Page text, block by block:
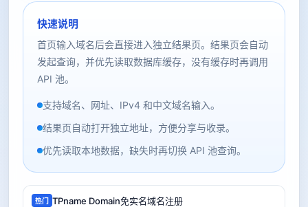
快速说明
首页输入域名后会直接进入独立结果页。结果页会自动
发起查询，并优先读取数据库缓存，没有缓存时再调用
API 池。
支持域名、网址、IPv4 和中文域名输入。
结果页自动打开独立地址，方便分享与收录。
优先读取本地数据，缺失时再切换 API 池查询。
热门 TPname Domain免实名域名注册